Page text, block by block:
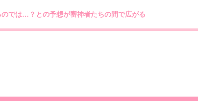
では…？との予想が審神者たちの間で広がる